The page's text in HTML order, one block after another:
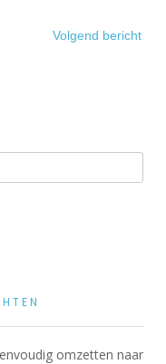
Volgend bericht
omzetten naar